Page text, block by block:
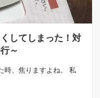
してしまった！対
～
時、焦りますよね。 私